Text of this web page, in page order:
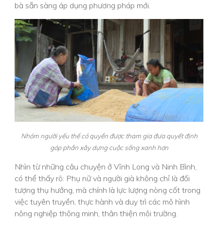
bà sẵn sàng áp dụng phương pháp mới.
Nhóm người yếu thế có quyền được tham gia đưa quyết định
góp phần xây dựng cuộc sống xanh hơn
Nhìn từ những câu chuyện ở Vĩnh Long và Ninh Bình,
có thể thấy rõ: Phụ nữ và người già không chỉ là đối
tượng thụ hưởng, mà chính là lực lượng nòng cốt trong
việc tuyên truyền, thực hành và duy trì các mô hình
nông nghiệp thông minh, thân thiện môi trường.